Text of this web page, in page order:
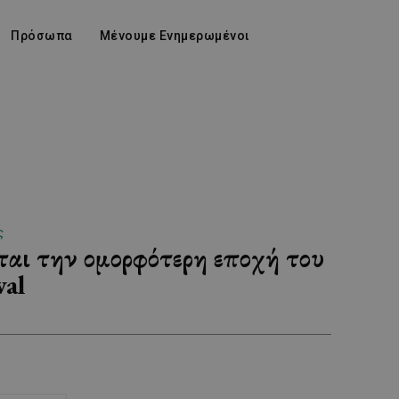
Πρόσωπα Μένουμε Ενημερωμένοι
την ομορφότερη εποχή του